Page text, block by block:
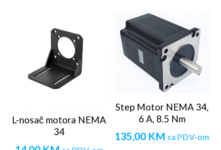
L-nosač motora NEMA
34
Step Motor NEMA 34,
6 A, 8.5 Nm
135,00 KM sa PDV-om